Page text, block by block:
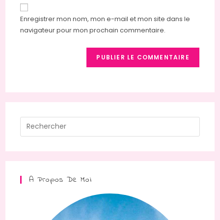
comment
de
votre
site
Enregistrer mon nom, mon e-mail et mon site dans le
navigateur pour mon prochain commentaire.
A Propos De Moi